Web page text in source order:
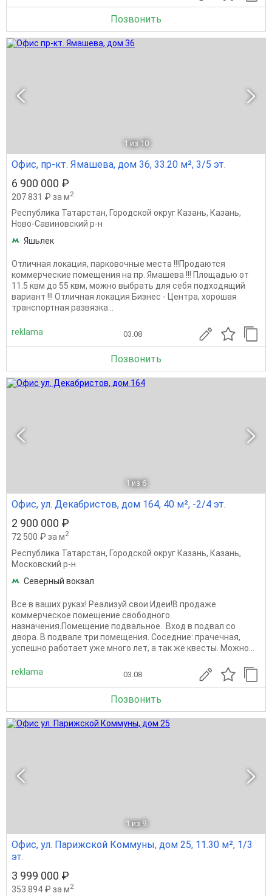
Позвонить
1 из 10
Офис, пр-кт. Ямашева, дом 36, 33.20 м², 3/5 эт.
6 900 000 ₽
207 831 ₽ за м2
Республика Татарстан, Городской округ Казань, Казань,
Ново-Савиновский р-н
Яшьлек
Отличная локация, парковочные места !!!Продаются
коммерческие помещения на пр. Ямашева !!! Площадью от
11.5 квм до 55 квм, можно выбрать для себя подходящий
вариант !!! Отличная локация Бизнес - Центра, хорошая
транспортная развязка...
reklama 03.08
Позвонить
1 из 6
Офис, ул. Декабристов, дом 164, 40 м², -2/4 эт.
2 900 000 ₽
72 500 ₽ за м2
Республика Татарстан, Городской округ Казань, Казань,
Московский р-н
Северный вокзал
Все в ваших руках! Реализуй свои Идеи!В продаже
коммерческое помещение свободного
назначения.Помещение подвальное. Вход в подвал со
двора. В подвале три помещения. Соседние: прачечная,
успешно работает уже много лет, а так же квесты. Можно...
reklama 03.08
Позвонить
1 из 9
Офис, ул. Парижской Коммуны, дом 25, 11.30 м², 1/3
эт.
3 999 000 ₽
353 894 ₽ за м2